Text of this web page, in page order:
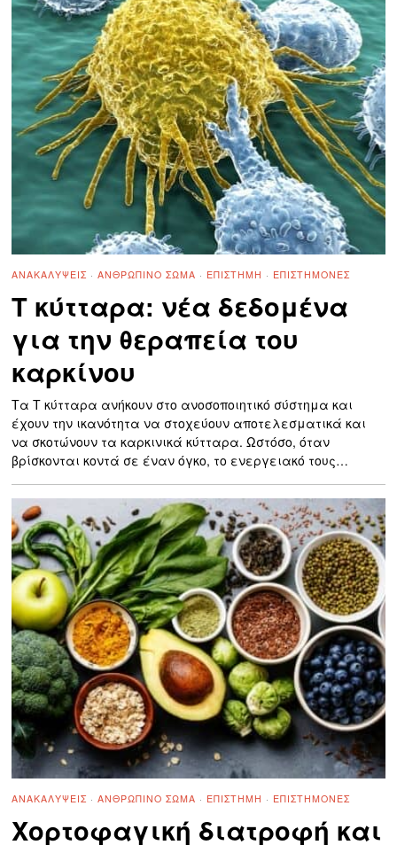
ΑΝΑΚΑΛΎΨΕΙΣ · ΑΝΘΡΏΠΙΝΟ ΣΏΜΑ · ΕΠΙΣΤΉΜΗ · ΕΠΙΣΤΉΜΟΝΕΣ
Τ κύτταρα: νέα δεδομένα
για την θεραπεία του
καρκίνου
Τα Τ κύτταρα ανήκουν στο ανοσοποιητικό σύστημα και
έχουν την ικανότητα να στοχεύουν αποτελεσματικά και
να σκοτώνουν τα καρκινικά κύτταρα. Ωστόσο, όταν
βρίσκονται κοντά σε έναν όγκο, το ενεργειακό τους…
ΑΝΑΚΑΛΎΨΕΙΣ · ΑΝΘΡΏΠΙΝΟ ΣΏΜΑ · ΕΠΙΣΤΉΜΗ · ΕΠΙΣΤΉΜΟΝΕΣ
Χορτοφαγική διατροφή και